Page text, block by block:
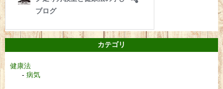
カテゴリ
健康法
病気